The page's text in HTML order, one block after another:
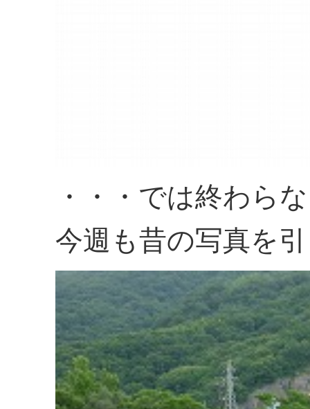
・・・では終わら
今週も昔の写真を